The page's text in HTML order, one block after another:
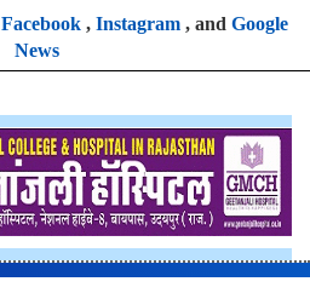
Facebook, Instagram, and Google
News